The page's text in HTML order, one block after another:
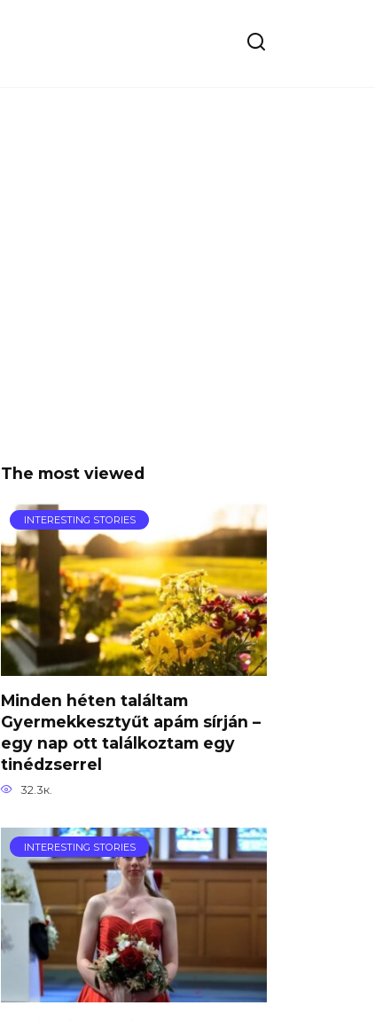
The most viewed
INTERESTING STORIES
Minden héten találtam
Gyermekkesztyűt apám sírján –
egy nap ott találkoztam egy
tinédzserrel
32.3к.
INTERESTING STORIES